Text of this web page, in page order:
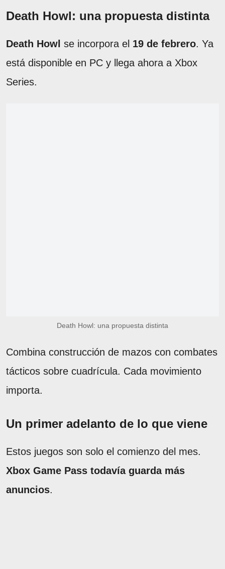
Death Howl: una propuesta distinta
Death Howl se incorpora el 19 de febrero. Ya
está disponible en PC y llega ahora a Xbox
Series.
Death Howl: una propuesta distinta
Combina construcción de mazos con combates
tácticos sobre cuadrícula. Cada movimiento
importa.
Un primer adelanto de lo que viene
Estos juegos son solo el comienzo del mes.
Xbox Game Pass todavía guarda más
anuncios.